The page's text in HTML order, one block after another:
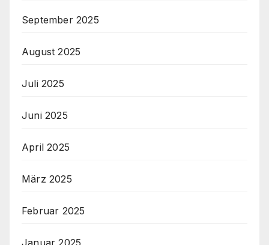
September 2025
August 2025
Juli 2025
Juni 2025
April 2025
März 2025
Februar 2025